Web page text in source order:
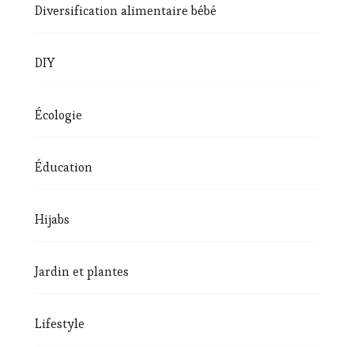
Diversification alimentaire bébé
DIY
Écologie
Éducation
Hijabs
Jardin et plantes
Lifestyle